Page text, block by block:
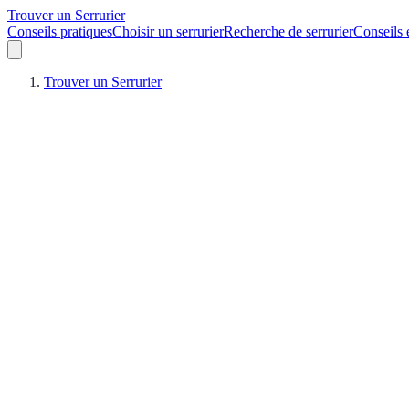
Trouver un Serrurier
Conseils pratiquesChoisir un serrurierRecherche de serrurierConseils
Trouver un Serrurier